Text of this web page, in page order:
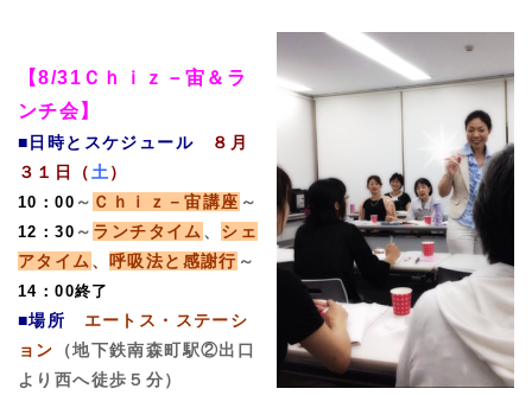
【8/31Ｃｈｉｚ－宙＆ラ
ンチ会】
■日時とスケジュール
８月
３１日（ 土 ）
10：00 ～ Ｃｈｉｚ－宙講座 ～
12：30 ～ ランチタイム 、 シェ
アタイム 、 呼吸法と感謝行 ～
14：00終了
■場所 エートス・ステーシ
ョン
（地下鉄南森町駅②出口
より西へ徒歩５分）